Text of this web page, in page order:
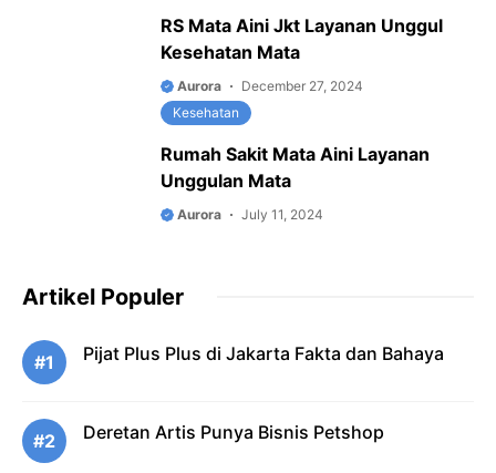
RS Mata Aini Jkt Layanan Unggul
Kesehatan Mata
Aurora
December 27, 2024
Kesehatan
Rumah Sakit Mata Aini Layanan
Unggulan Mata
Aurora July 11, 2024
Artikel Populer
#1 Pijat Plus Plus di Jakarta Fakta dan Bahaya
#2 Deretan Artis Punya Bisnis Petshop